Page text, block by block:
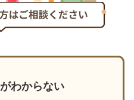
がわからない